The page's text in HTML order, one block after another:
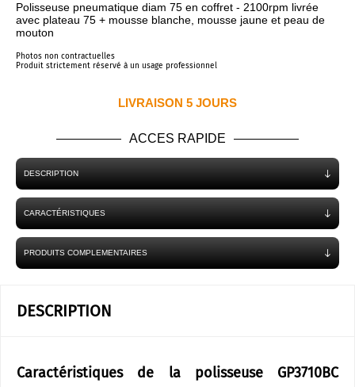
Polisseuse pneumatique diam 75 en coffret - 2100rpm livrée
avec plateau 75 + mousse blanche, mousse jaune et peau de
mouton
Photos non contractuelles
Produit strictement réservé à un usage professionnel
LIVRAISON 5 JOURS
ACCES RAPIDE
DESCRIPTION
CARACTÉRISTIQUES
PRODUITS COMPLEMENTAIRES
DESCRIPTION
Caractéristiques de la polisseuse GP3710BC